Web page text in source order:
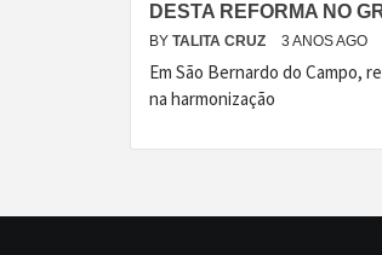
DESTA REFORMA NO
BY TALITA CRUZ 3 ANOS AGO
Em São Bernardo do Campo,
na harmonização